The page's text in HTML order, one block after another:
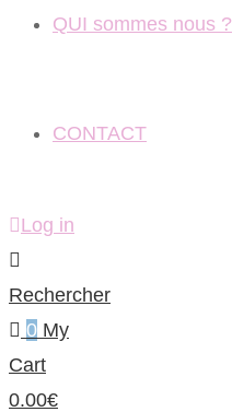
QUI sommes nous ?
CONTACT
Log in
Rechercher
0 My
Cart
0.00€